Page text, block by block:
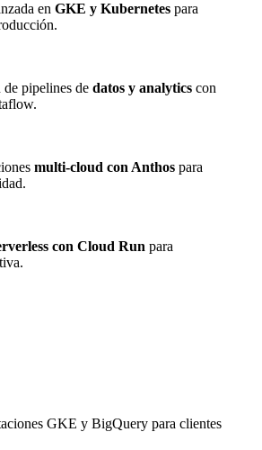
en GKE y Kubernetes para
pipelines de datos y analytics con
multi-cloud con Anthos para
con Cloud Run para
GKE y BigQuery para clientes